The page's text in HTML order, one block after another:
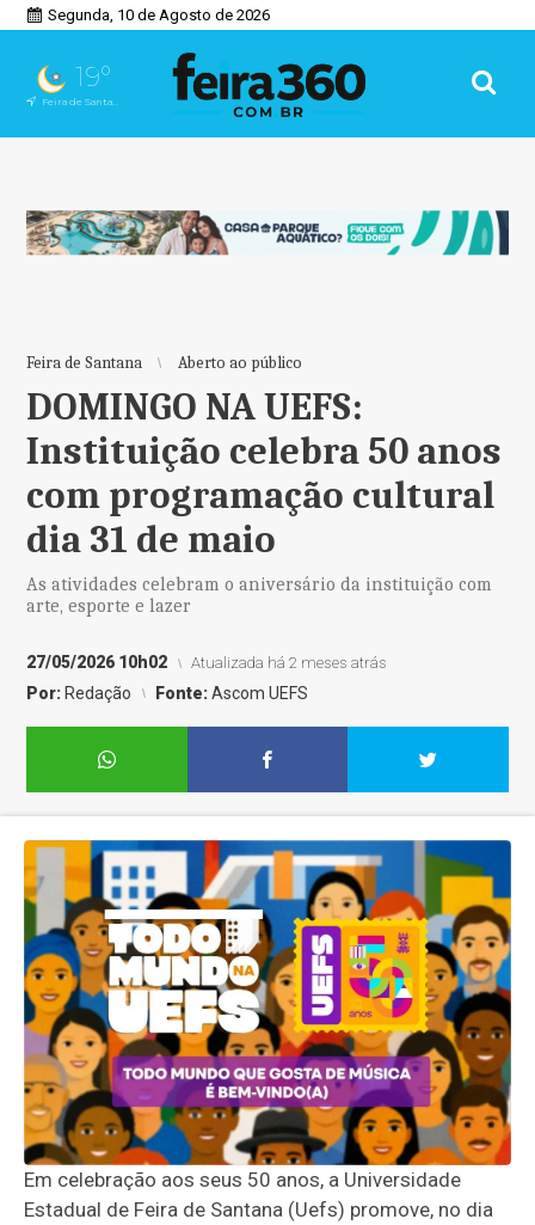
Segunda, 10 de Agosto de 2026
19°
Feira de Santana, BA
Feira de Santana Aberto ao público
DOMINGO NA UEFS:
Instituição celebra 50 anos
com programação cultural
dia 31 de maio
As atividades celebram o aniversário da instituição com
arte, esporte e lazer
27/05/2026 10h02 Atualizada há 2 meses atrás
Por: Redação Fonte:Ascom UEFS
Em celebração aos seus 50 anos, a Universidade
Estadual de Feira de Santana (Uefs) promove, no dia